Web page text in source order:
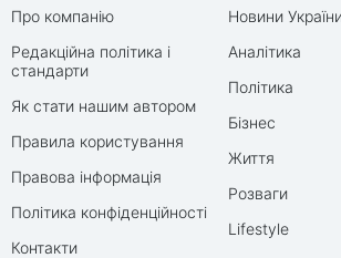
Про компанію
Редакційна політика і
стандарти
Як стати нашим автором
Правила користування
Правова інформація
Політика конфіденційності
Контакти
Новини
Аналітика
Політика
Бізнес
Життя
Розваги
Lifestyle